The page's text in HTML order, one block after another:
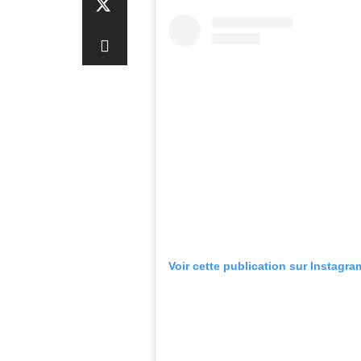
Voir cette publication sur